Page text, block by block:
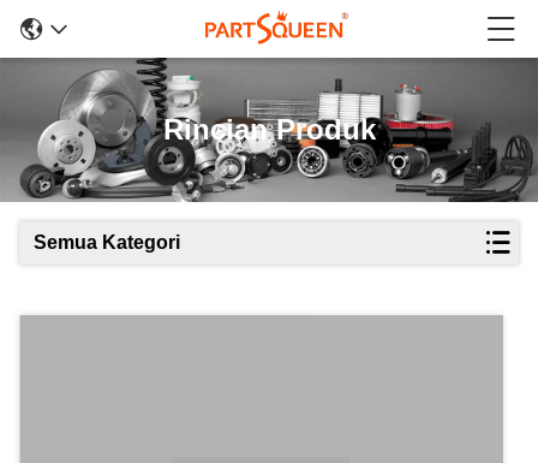
Rincian Produk
Semua Kategori